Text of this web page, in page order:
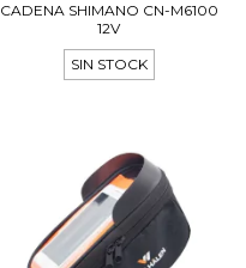
CADENA SHIMANO CN-M6100
12V
SIN STOCK